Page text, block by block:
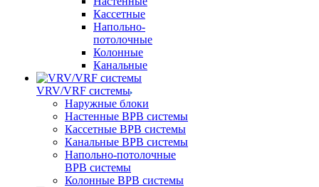
Кассетные
Напольно-
потолочные
Колонные
Канальные
VRV/VRF системы
Наружные блоки
Настенные ВРВ системы
Кассетные ВРВ системы
Канальные ВРВ системы
Напольно-потолочные
ВРВ системы
Колонные ВРВ системы